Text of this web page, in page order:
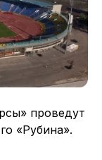
проведут
«Рубина».